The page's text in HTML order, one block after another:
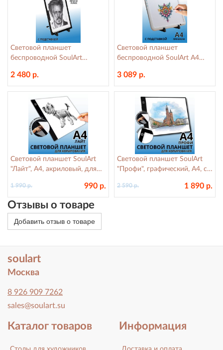
Световой планшет
беспроводной SoulArt
подставка для планшета
2 480 р.
Световой планшет
беспроводной SoulArt А4
планшета
3 089 р.
Световой планшет SoulArt
"Лайт", А4, акриловый, для
990 р.
1 990 р.
Световой планшет SoulArt
"Профи", графический, A4, с
1 890 р.
2 590 р.
Отзывы о товаре
Добавить отзыв о товаре
soulart
Москва
8 926 909 7262
sales@soulart.su
Каталог товаров Информация